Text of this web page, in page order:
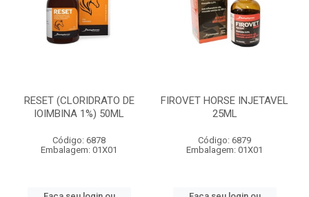
RESET (CLORIDRATO DE
IOIMBINA 1%) 50ML
Código: 6878
Embalagem: 01X01
FIROVET HORSE INJETAVEL
25ML
Código: 6879
Embalagem: 01X01